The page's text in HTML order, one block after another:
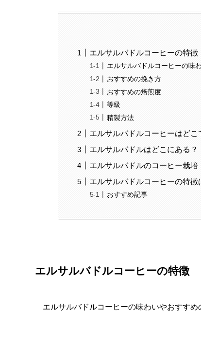
エルサルバドルコーヒーの特徴
エルサルバドルコーヒーの味
おすすめの挽き方
おすすめの焙煎度
等級
精製方法
エルサルバドルコーヒーはどこ
エルサルバドルはどこにある？
エルサルバドルのコーヒー栽培
エルサルバドルコーヒーの特徴
おすすめ記事
エルサルバドルコーヒーの特徴
エルサルバドルコーヒーの味わいやおすす